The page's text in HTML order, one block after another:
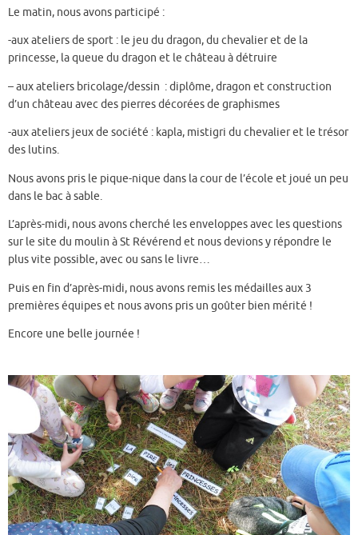
Le matin, nous avons participé :
-aux ateliers de sport : le jeu du dragon, du chevalier et de la
princesse, la queue du dragon et le château à détruire
– aux ateliers bricolage/dessin : diplôme, dragon et construction
d’un château avec des pierres décorées de graphismes
-aux ateliers jeux de société : kapla, mistigri du chevalier et le trésor
des lutins.
Nous avons pris le pique-nique dans la cour de l’école et joué un peu
dans le bac à sable.
L’après-midi, nous avons cherché les enveloppes avec les questions
sur le site du moulin à St Révérend et nous devions y répondre le
plus vite possible, avec ou sans le livre…
Puis en fin d’après-midi, nous avons remis les médailles aux 3
premières équipes et nous avons pris un goûter bien mérité !
Encore une belle journée !